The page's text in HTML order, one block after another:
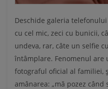
Deschide galeria
cu cel mic, zeci cu bunicii,
undeva, rar, câte un selfie
întâmplare. Fenomenul are
fotograful oficial al familiei,
amânarea: „mă pozez